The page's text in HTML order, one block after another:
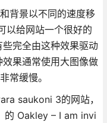
背景以不同的速度移
以给网站一个很好的
完全由这种效果驱动
果通常使用大图像做
常缓慢。
saukoni 3的网站，
的 Oakley – I am invi